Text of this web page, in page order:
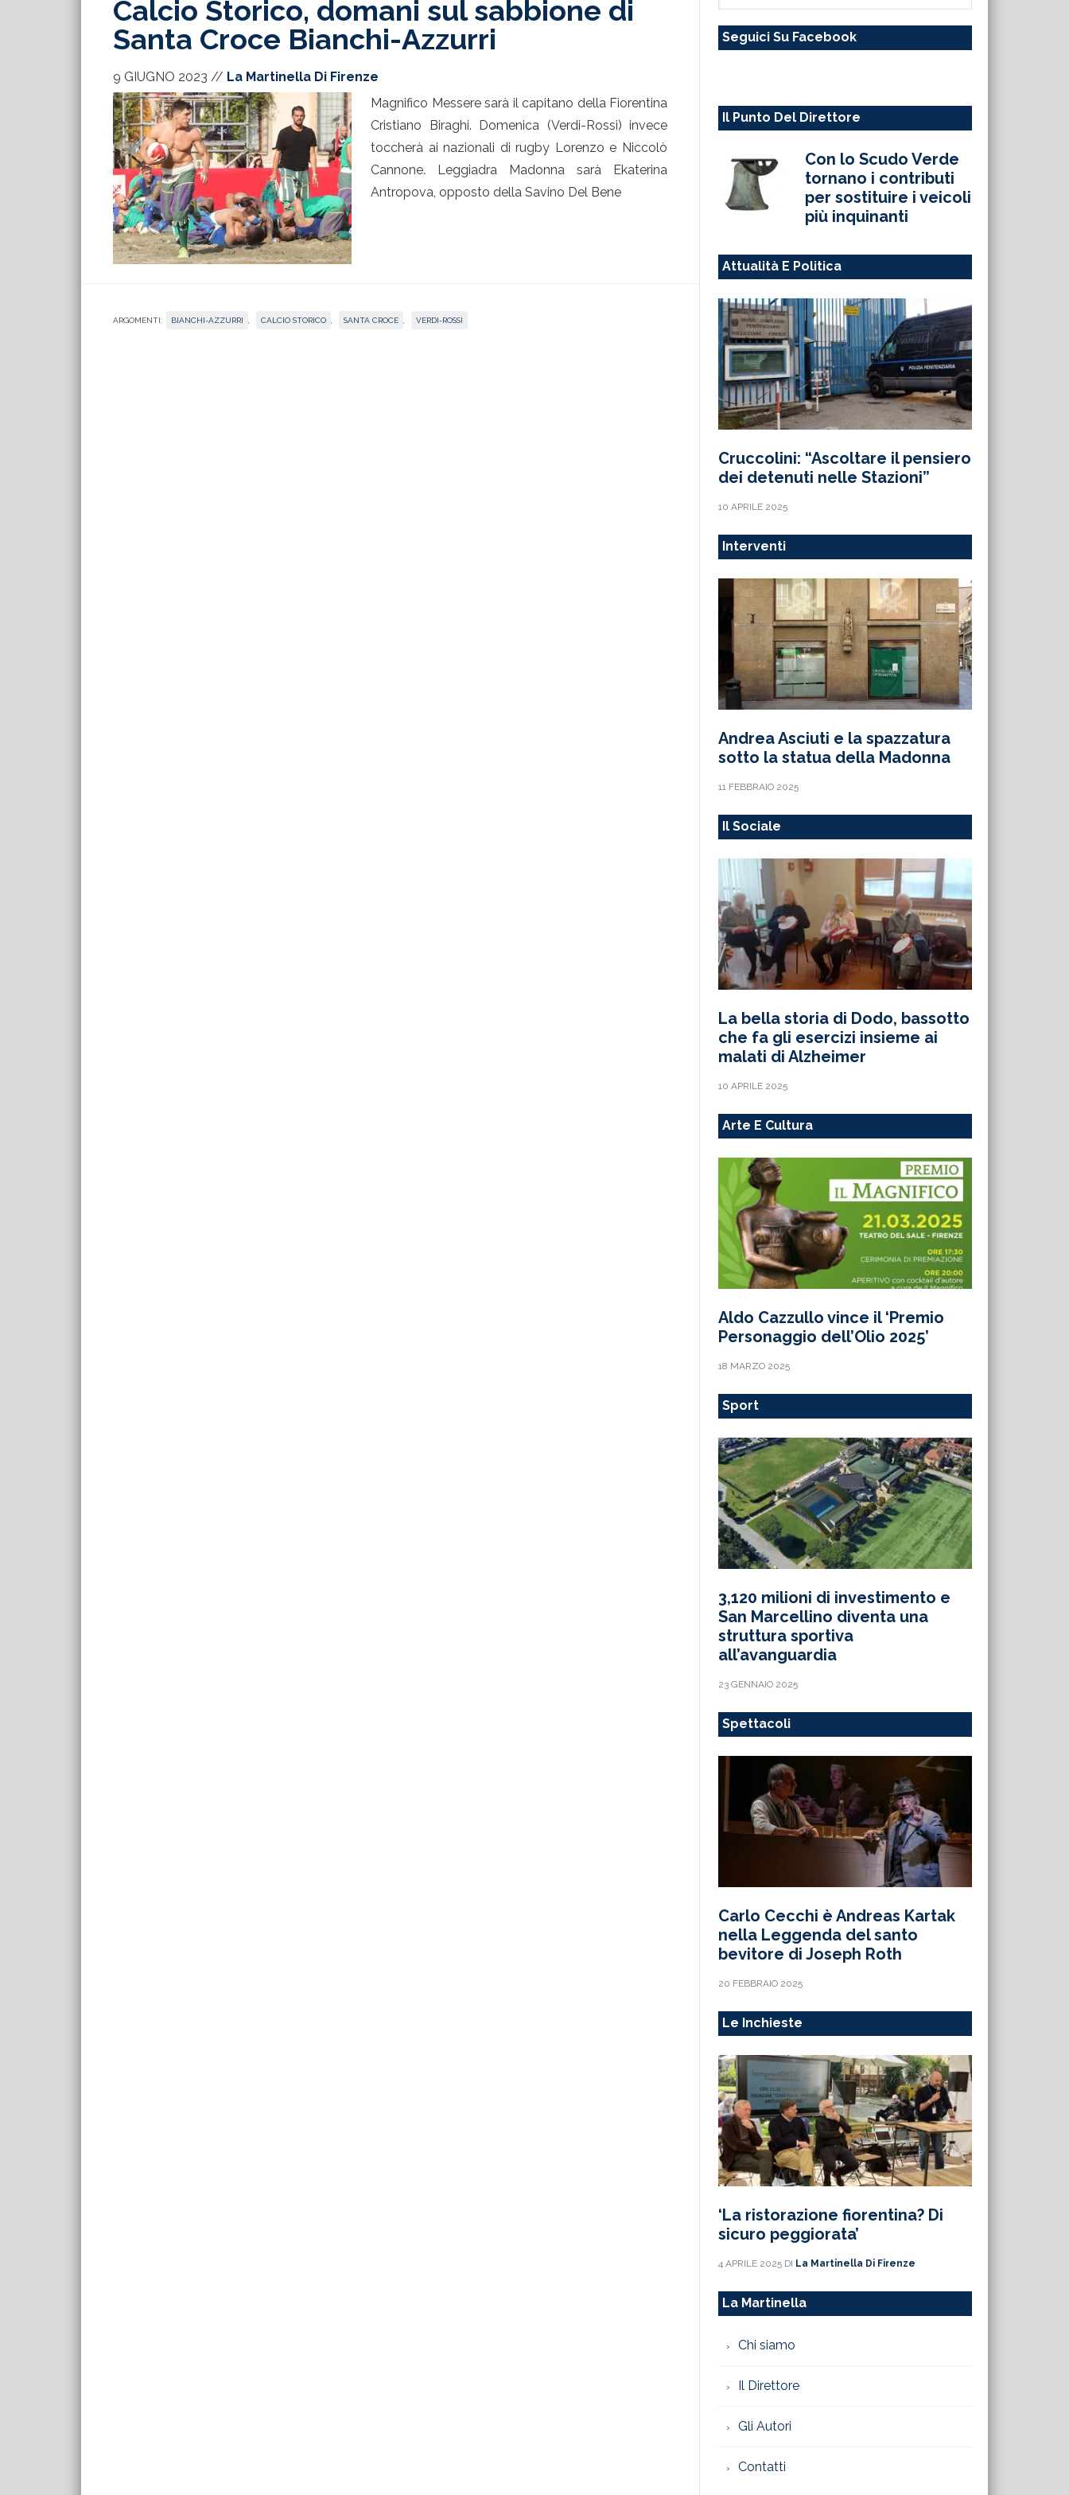
Calcio Storico, domani sul sabbione di
Santa Croce Bianchi-Azzurri
9 GIUGNO 2023 // La Martinella Di Firenze
Magnifico Messere sarà il capitano della Fiorentina
Cristiano Biraghi. Domenica (Verdi-Rossi) invece
toccherà ai nazionali di rugby Lorenzo e Niccolò
Cannone. Leggiadra Madonna sarà Ekaterina
Antropova, opposto della Savino Del Bene
ARGOMENTI: BIANCHI-AZZURRI CALCIO STORICO SANTA CROCE VERDI-ROSSI
sito
Seguici Su Facebook
Il Punto Del Direttore
Con lo Scudo Verde
tornano i contributi
per sostituire i veicoli
più inquinanti
Attualità E Politica
Cruccolini: “Ascoltare il pensiero
dei detenuti nelle Stazioni”
10 APRILE 2025
Interventi
Andrea Asciuti e la spazzatura
sotto la statua della Madonna
11 FEBBRAIO 2025
Il Sociale
La bella storia di Dodo, bassotto
che fa gli esercizi insieme ai
malati di Alzheimer
10 APRILE 2025
Arte E Cultura
Aldo Cazzullo vince il ‘Premio
Personaggio dell’Olio 2025’
18 MARZO 2025
Sport
3,120 milioni di investimento e
San Marcellino diventa una
struttura sportiva
all’avanguardia
23 GENNAIO 2025
Spettacoli
Carlo Cecchi è Andreas Kartak
nella Leggenda del santo
bevitore di Joseph Roth
20 FEBBRAIO 2025
Le Inchieste
‘La ristorazione fiorentina? Di
sicuro peggiorata’
4 APRILE 2025 DI La Martinella Di Firenze
La Martinella
Chi siamo
Il Direttore
Gli Autori
Contatti